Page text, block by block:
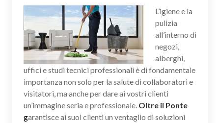
L’igiene e la
pulizia
all’interno di
negozi,
alberghi,
uffici e studi tecnici professionali è di fondamentale
importanza non solo per la salute di collaboratori e
visitatori, ma anche per dare ai vostri clienti
un’immagine seria e professionale. Oltre il Ponte
garantisce ai suoi clienti un ventaglio di soluzioni